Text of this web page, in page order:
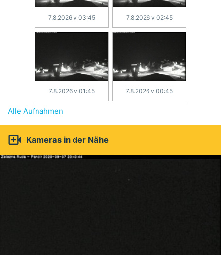
7.8.2026 v 03:45 7.8.2026 v 02:45
7.8.2026 v 01:45 7.8.2026 v 00:45
Alle Aufnahmen
 Kameras in der Nähe